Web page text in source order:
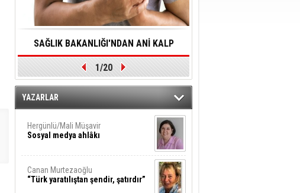
SAĞLIK BAKANLIĞI'NDAN ANİ KALP
DURMALARINA HIZLI MÜDAHALE
EDİLMESİNE YÖNELİK ÖNLENMESİ İÇİN
ÖNEMLİ ADIM
1/20
YAZARLAR
Hergünlü/Mali Müşavir
Sosyal medya ahlâkı
Canan Murtezaoğlu
“Türk yaratılıştan şendir, şatırdır”